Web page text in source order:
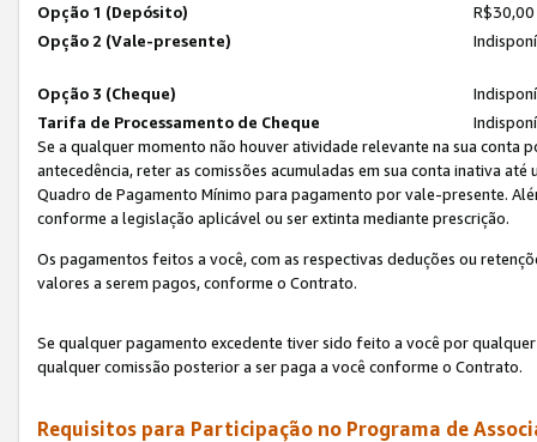
Opção 1 (Depósito)
R$30,00
Opção 2 (Vale-presente)
Opção 3 (Cheque)
Tarifa de Processamento de Cheque
Se a qualquer momento não houver atividade relevante na sua conta
antecedência, reter as comissões acumuladas em sua conta inativa
Quadro de Pagamento Mínimo para pagamento por vale-presente.
conforme a legislação aplicável ou ser extinta mediante prescrição.
Os pagamentos feitos a você, com as respectivas deduções ou
valores a serem pagos, conforme o Contrato.
Se qualquer pagamento excedente tiver sido feito a você por
qualquer comissão posterior a ser paga a você conforme o Contrato.
Requisitos para Participação no Programa de